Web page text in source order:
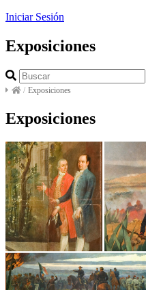
Iniciar Sesión
Exposiciones
/ Exposiciones
Exposiciones